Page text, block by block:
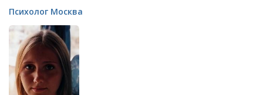
Психолог Москва